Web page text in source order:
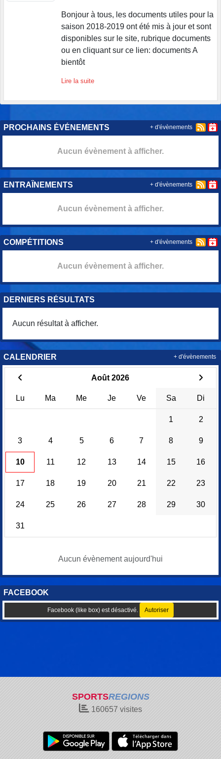
Bonjour à tous, les documents utiles pour la
saison 2018-2019 ont été mis à jour et sont
disponibles sur le site, rubrique documents
ou en cliquant sur ce lien: documents A
bientôt
Lire la suite
PROCHAINS ÉVÉNEMENTS
Aucun évènement à afficher.
+ d'évènements
ENTRAÎNEMENTS
Aucun évènement à afficher.
+ d'évènements
COMPÉTITIONS
Aucun évènement à afficher.
+ d'évènements
DERNIERS RÉSULTATS
Aucun résultat à afficher.
CALENDRIER
Août 2026
Lu Ma Me Je Ve Sa Di
1 2
3 4 5 6 7 8 9
10 11 12 13 14 15 16
17 18 19 20 21 22 23
24 25 26 27 28 29 30
31
Aucun évènement aujourd'hui
+ d'évènements
FACEBOOK
Facebook (like box) est désactivé. Autoriser
SPORTSREGIONS
160657 visites